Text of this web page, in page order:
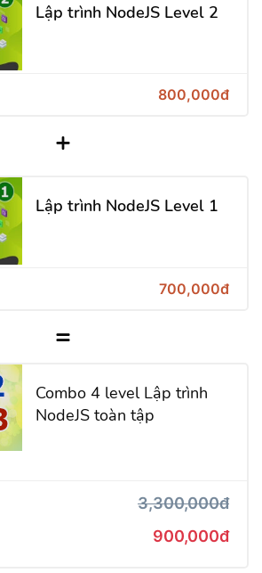
Lập trình NodeJS Level 2
800,000đ
+
Lập trình NodeJS Level 1
700,000đ
=
Combo 4 level Lập trình
NodeJS toàn tập
3,300,000đ
900,000đ